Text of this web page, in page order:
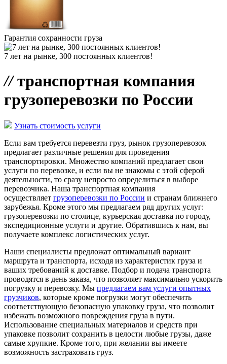
Гарантия сохранности груза
7 лет на рынке, 300 постоянных клиентов!
//транспортная компания
грузоперевозки по России
Узнать стоимость услуги
Если вам требуется перевезти груз, рынок грузоперевозок
предлагает различные решения для проведения
транспортировки. Множество компаний предлагает свои
услуги по перевозке, и если вы не знакомы с этой сферой
деятельности, то сразу непросто определиться в выборе
перевозчика. Наша транспортная компания
осуществляет грузоперевозки по России и странам ближнего
зарубежья. Кроме этого мы предлагаем ряд других услуг:
грузоперевозки по столице, курьерская доставка по городу,
экспедиционные услуги и другие. Обратившись к нам, вы
получаете комплекс логистических услуг.
Наши специалисты предложат оптимальный вариант
маршрута и транспорта, исходя из характеристик груза и
ваших требований к доставке. Подбор и подача транспорта
проводятся в день заказа, что позволяет максимально ускорить
погрузку и перевозку. Мы предлагаем вам услуги опытных
грузчиков, которые кроме погрузки могут обеспечить
соответствующую безопасную упаковку груза, что позволит
избежать возможного повреждения груза в пути.
Использование специальных материалов и средств при
упаковке позволит сохранить в целости любые грузы, даже
самые хрупкие. Кроме того, при желании вы имеете
возможность застраховать груз.